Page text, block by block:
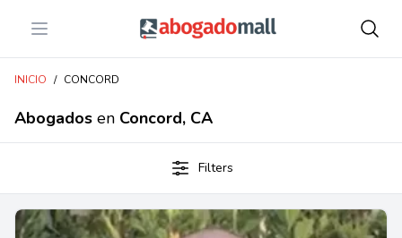
Open menu Abogadomall
INICIO / CONCORD
Abogados en Concord, CA
Filters